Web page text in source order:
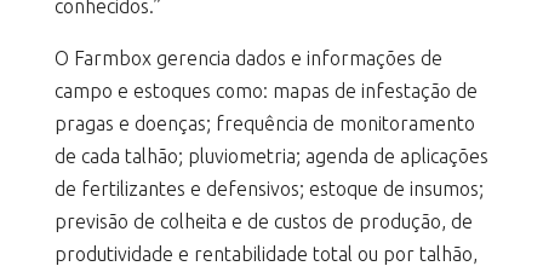
conhecidos.”
O Farmbox gerencia dados e informações de
campo e estoques como: mapas de infestação de
pragas e doenças; frequência de monitoramento
de cada talhão; pluviometria; agenda de aplicações
de fertilizantes e defensivos; estoque de insumos;
previsão de colheita e de custos de produção, de
produtividade e rentabilidade total ou por talhão,